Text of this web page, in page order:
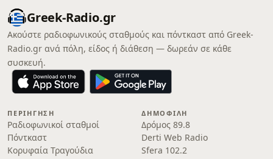
Greek-Radio.gr
Ακούστε ραδιοφωνικούς σταθμούς και πόντκαστ από Greek-
Radio.gr ανά πόλη, είδος ή διάθεση — δωρεάν σε κάθε
συσκευή.
ΠΕΡΙΉΓΗΣΗ
Ραδιοφωνικοί σταθμοί
Πόντκαστ
Κορυφαία Τραγούδια
ΔΗΜΟΦΙΛΉ
Δρόμος 89.8
Derti Web Radio
Sfera 102.2